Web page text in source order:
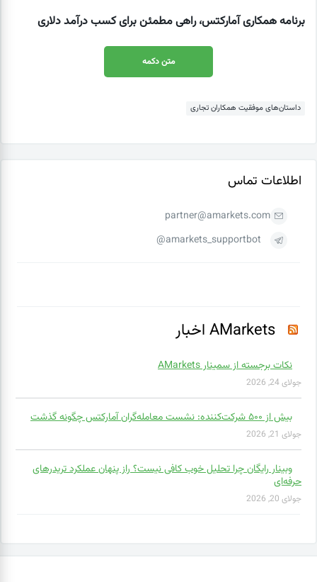
برنامه همکاری آمارکتس، راهی مطمئن برای کسب درآمد دلاری
متن دکمه
داستان‌های موفقیت همکاران تجاری
اطلاعات تماس
partner@amarkets.com
amarkets_supportbot@
AMarkets اخبار
نکات برجسته از سمینار AMarkets
جولای 24, 2026
بیش از ۵۰۰ شرکت‌کننده: نشست معامله‌گران آمارکتس چگونه گذشت
جولای 21, 2026
وبینار رایگان چرا تحلیل خوب کافی نیست؟ راز پنهان عملکرد تریدرهای
حرفه‌ای
جولای 20, 2026